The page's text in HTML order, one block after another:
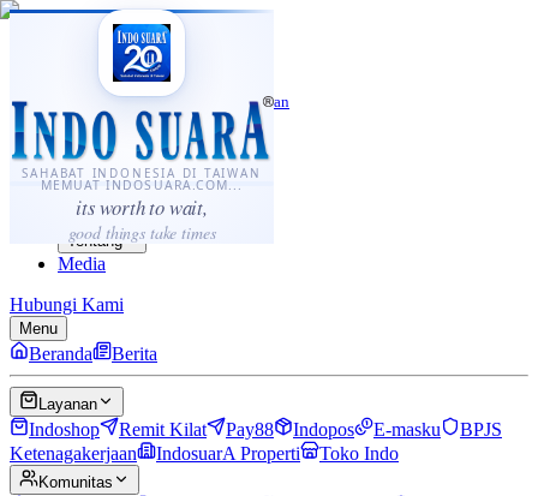
SAHABAT INDONESIA DI TAIWAN
MEMUAT INDOSUARA.COM...
its worth to wait,
good things take times
·...
⌘K
Sahabat Indonesia di Taiwan
Berita
Layanan
Komunitas
Panduan
Tentang
Media
Hubungi Kami
Menu
Beranda Berita
Layanan
Indoshop Remit Kilat Pay88 Indopos E-masku
BPJS
Ketenagakerjaan
IndosuarA Properti Toko Indo
Komunitas